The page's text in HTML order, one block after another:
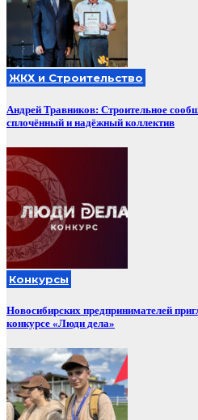
ЖКХ и Строительство
Андрей Травников: Строительное
сплочённый и надёжный коллектив
Конкурсы
Новосибирских предпринимателей
конкурсе «Люди дела»